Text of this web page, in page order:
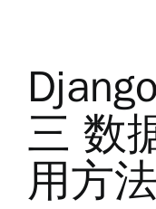
三 数
用方法